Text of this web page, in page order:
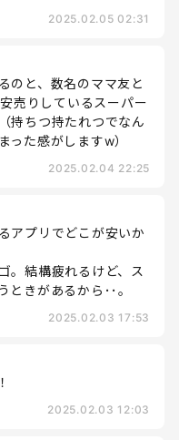
2025.02.05 02:31
のと、数名のママ友と
売りしているスーパー
持ちつ持たれつでなん
った感がしますw）
2025.02.04 22:25
アプリでどこが安いか
。結構疲れるけど、ス
ときがあるから･･。
2025.02.03 17:53
2025.02.03 12:03